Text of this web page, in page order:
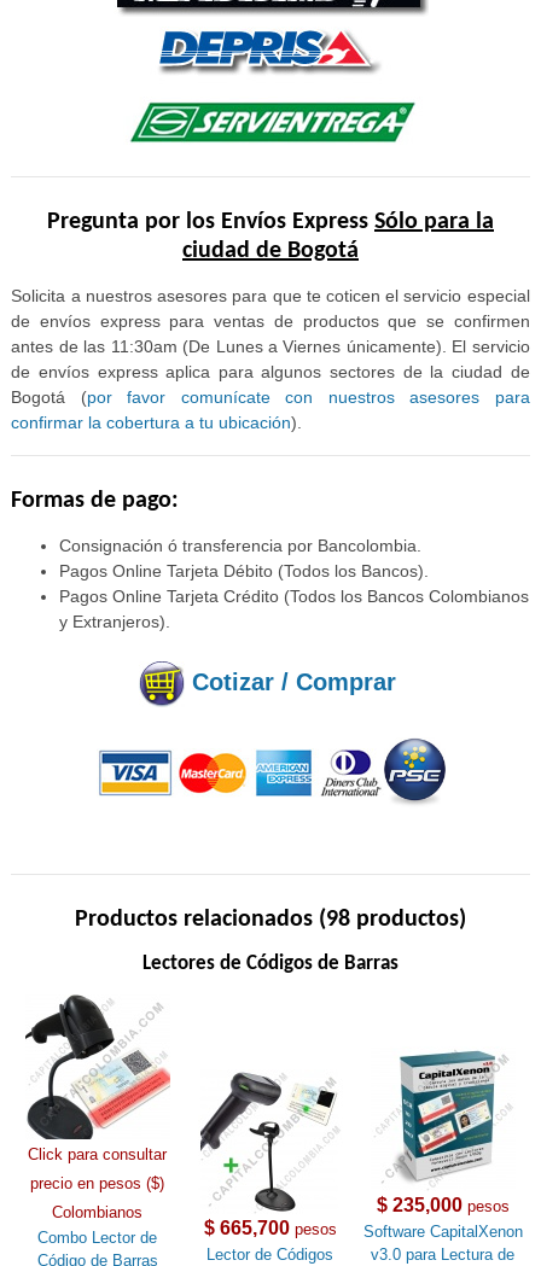
Pregunta por los Envíos Express Sólo para la
ciudad de Bogotá
Solicita a nuestros asesores para que te coticen el servicio especial
de envíos express para ventas de productos que se confirmen
antes de las 11:30am (De Lunes a Viernes únicamente). El servicio
de envíos express aplica para algunos sectores de la ciudad de
Bogotá (por favor comunícate con nuestros asesores para
confirmar la cobertura a tu ubicación).
Formas de pago:
Consignación ó transferencia por Bancolombia.
Pagos Online Tarjeta Débito (Todos los Bancos).
Pagos Online Tarjeta Crédito (Todos los Bancos Colombianos
y Extranjeros).
Cotizar / Comprar
Productos relacionados (98 productos)
Lectores de Códigos de Barras
Click para consultar
precio en pesos ($)
Colombianos
Combo Lector de
Código de Barras
$ 665,700pesos
Lector de Códigos
$ 235,000pesos
Software CapitalXenon
v3.0 para Lectura de